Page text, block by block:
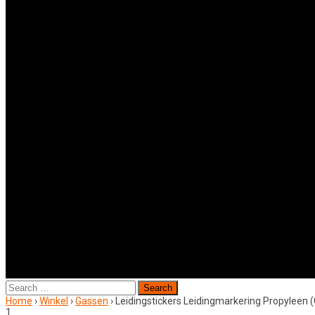
Search
for:
Home ›Winkel ›Gassen ›
Leidingstickers Leidingmarkering Propyleen
1